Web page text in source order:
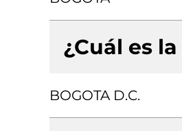
¿Cuál es
BOGOTA D.C.